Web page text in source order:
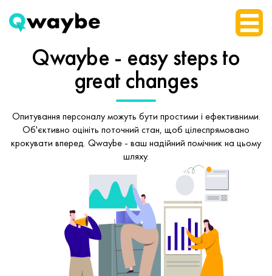
Qwaybe - easy stepsto
great changes
Опитування персоналу можуть бути простими і ефективними.
Об'єктивно оцініть поточний стан, щоб цілеспрямовано
крокувати вперед. Qwaybe - ваш надійний помічник на цьому
шляху.